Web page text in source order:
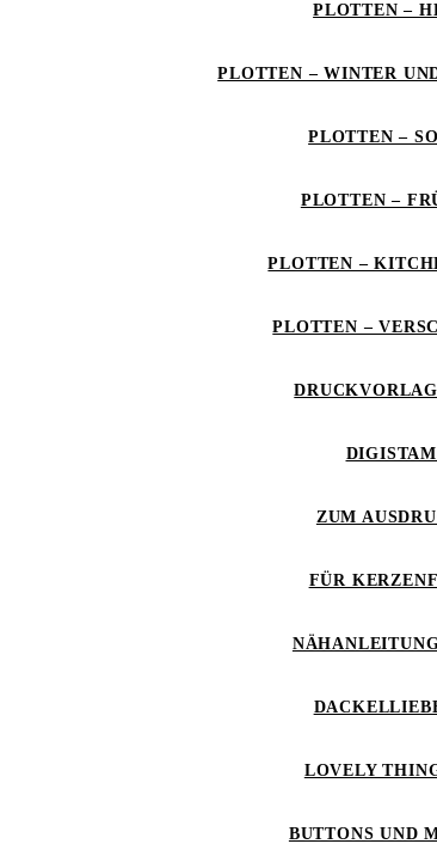
PLOTTEN –
PLOTTEN – WINTER
PLOTTEN –
PLOTTEN –
PLOTTEN –
PLOTTEN –
ZUM
FÜR
LOVELY
BUTTONS UND